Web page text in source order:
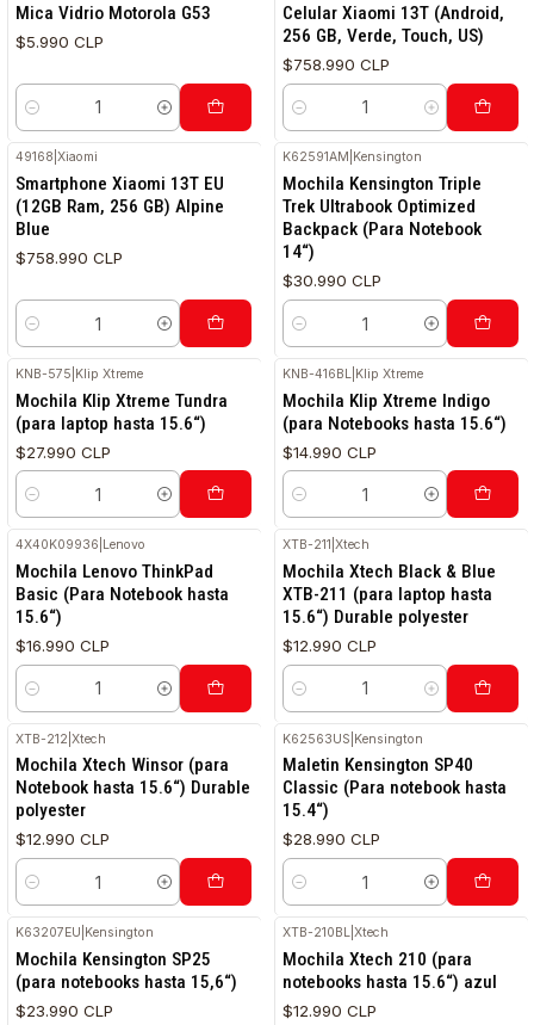
Mica Vidrio Motorola G53
$5.990 CLP
Cantidad
Celular Xiaomi 13T (Android,
256 GB, Verde, Touch, US)
$758.990 CLP
Cantidad
49168 |Xiaomi
Smartphone Xiaomi 13T EU
(12GB Ram, 256 GB) Alpine
Blue
$758.990 CLP
Cantidad
K62591AM Kensington
Mochila Kensington Triple
Trek Ultrabook Optimized
Backpack (Para Notebook
14“)
$30.990 CLP
Cantidad
KNB-575 Klip Xtreme
Mochila Klip Xtreme Tundra
(para laptop hasta 15.6“)
$27.990 CLP
Cantidad
KNB-416BL Klip Xtreme
Mochila Klip Xtreme Indigo
(para Notebooks hasta 15.6“)
$14.990 CLP
Cantidad
4X40K09936 Lenovo
Mochila Lenovo ThinkPad
Basic (Para Notebook hasta
15.6“)
$16.990 CLP
Cantidad
XTB-211 |Xtech
Mochila Xtech Black & Blue
XTB-211 (para laptop hasta
15.6“) Durable polyester
$12.990 CLP
Cantidad
XTB-212 |Xtech
Mochila Xtech Winsor (para
Notebook hasta 15.6“) Durable
polyester
$12.990 CLP
Cantidad
K62563US Kensington
Maletin Kensington SP40
Classic (Para notebook hasta
15.4“)
$28.990 CLP
Cantidad
K63207EU Kensington
Mochila Kensington SP25
(para notebooks hasta 15,6“)
$23.990 CLP
XTB-210BL |Xtech
Mochila Xtech 210 (para
notebooks hasta 15.6“) azul
$12.990 CLP